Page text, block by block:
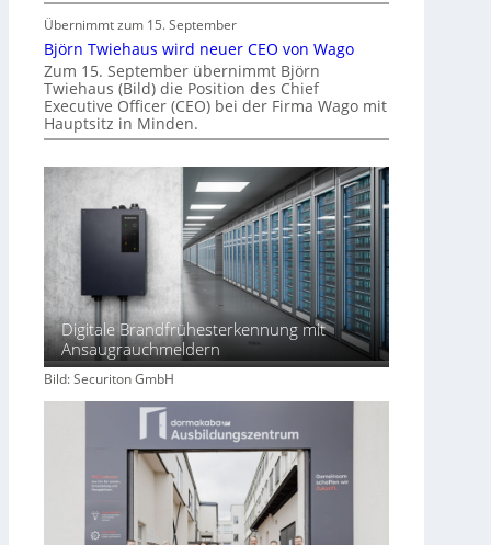
Übernimmt zum 15. September
Björn Twiehaus wird neuer CEO von Wago
Zum 15. September übernimmt Björn
Twiehaus (Bild) die Position des Chief
Executive Officer (CEO) bei der Firma Wago mit
Hauptsitz in Minden.
Digitale Brandfrühesterkennung mit
Ansaugrauchmeldern
Bild: Securiton GmbH